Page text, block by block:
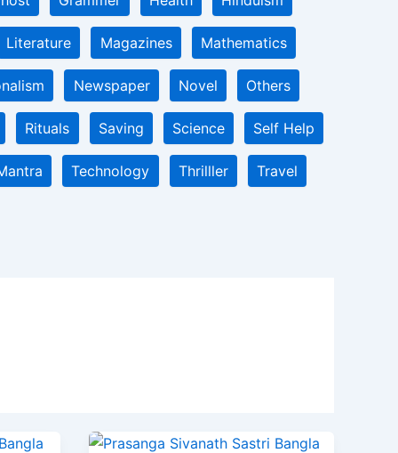
Literature Magazines Mathematics
Newspaper Novel Others
Rituals Saving Science Self Help
Technology Thrilller Travel